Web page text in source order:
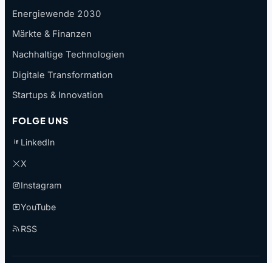
Energiewende 2030
Märkte & Finanzen
Nachhaltige Technologien
Digitale Transformation
Startups & Innovation
FOLGE UNS
LinkedIn
X
Instagram
YouTube
RSS